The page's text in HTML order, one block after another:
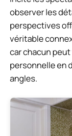
observer les
perspectives
véritable
car chacun
personnelle en
angles.